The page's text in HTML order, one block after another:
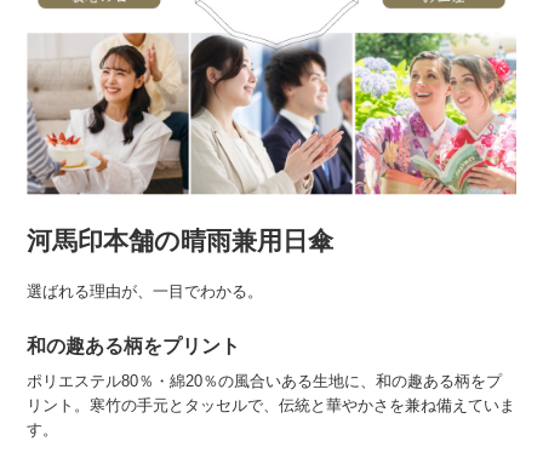
河馬印本舗の晴雨兼用日傘
選ばれる理由が、一目でわかる。
和の趣ある柄をプリント
ポリエステル80％・綿20％の風合いある生地に、和の趣ある柄をプ
リント。寒竹の手元とタッセルで、伝統と華やかさを兼ね備えていま
す。